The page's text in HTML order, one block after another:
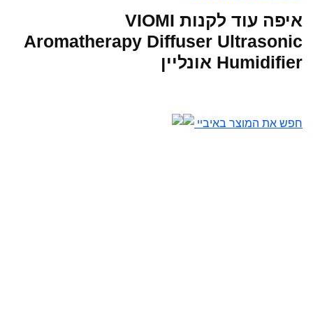
איפה עוד לקנות VIOMI
Aromatherapy Diffuser Ultrasonic
Humidifier אונליין
חפש את המוצר באיביי